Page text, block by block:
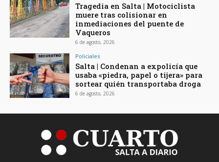
Tragedia en Salta | Motociclista
muere tras colisionar en
inmediaciones del puente de
Vaqueros
6 de agosto, 2026
Policiales
Salta | Condenan a expolicía que
usaba «piedra, papel o tijera» para
sortear quién transportaba droga
6 de agosto, 2026